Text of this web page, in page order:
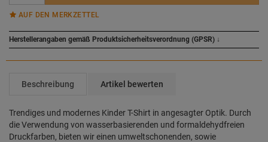
AUF DEN MERKZETTEL
Herstellerangaben gemäß Produktsicherheitsverordnung (GPSR) ↓
Beschreibung Artikel bewerten
Trendiges und modernes Kinder T-Shirt in angesagter Optik. Durch
die Verwendung von wasserbasierenden und formaldehydfreien
Druckfarben, bieten wir einen umweltschonenden, sowie